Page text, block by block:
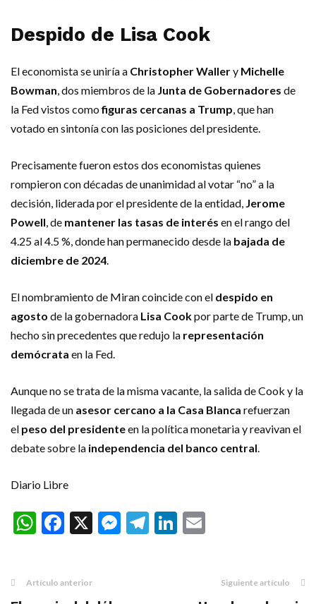
Despido de Lisa Cook
El economista se uniría a Christopher Wallery Michelle
Bowman, dos miembros de la Junta de Gobernadores de
la Fed vistos comofiguras cercanas a Trump, que han
votado en sintonía con las posiciones del presidente.
Precisamente fueron estos dos economistas quienes
rompieron con décadas de unanimidad al votar “no” a la
decisión, liderada por el presidente de la entidad, Jerome
Powell, de mantener las tasas de interés en el rango del
4.25 al 4.5 %, donde han permanecido desde la bajada de
diciembre de 2024.
El nombramiento de Miran coincide con el despido en
agosto de la gobernadora Lisa Cookpor parte de Trump, un
hecho sin precedentes que redujo la representación
demócrata en la Fed.
Aunque no se trata de la misma vacante, la salida de Cook y la
llegada de un asesor cercano a la Casa Blanca refuerzan
el peso del presidenteen la política monetaria y reavivan el
debate sobre la independencia del banco central.
Diario Libre
WhatsApp
Facebook
X Messenger
Telegram
LinkedIn
Artículo anterior Siguiente artículo